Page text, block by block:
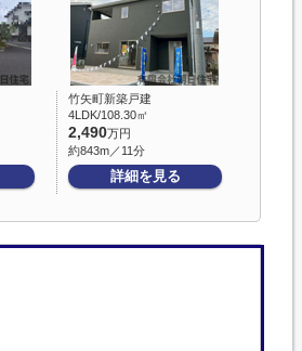
竹矢町新築戸建
4LDK/108.30㎡
2,490万円
約843m／11分
詳細を見る